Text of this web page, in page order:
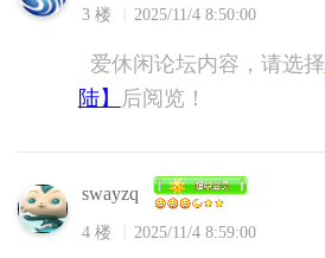
3 楼 2025/11/4 8:50:00
爱休闲论坛内容，请选择
陆】
后阅览！
swayzq
4 楼 2025/11/4 8:59:00